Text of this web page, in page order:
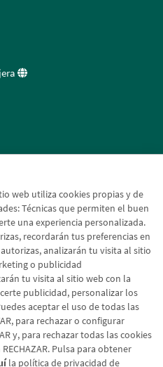
web utiliza cookies propias y de
Técnicas que permiten el buen
una experiencia personalizada.
recordarán tus preferencias en
analizarán tu visita al sitio
o publicidad
tu visita al sitio web con la
publicidad, personalizar los
aceptar el uso de todas las
para rechazar o configurar
y, para rechazar todas las cookies
Pulsa para obtener
la política de privacidad de